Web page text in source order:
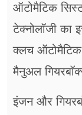
ऑटोमैटिक
टेक्नोलॉजी का
क्लच ऑटोमैटिक
मैनुअल
इंजन और